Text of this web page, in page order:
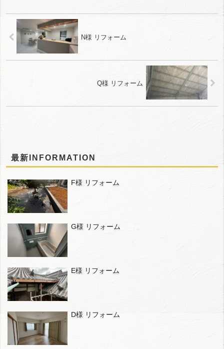
N様 リフォーム
Q様 リフォーム
最新INFORMATION
F様 リフォーム
G様 リフォーム
E様 リフォーム
D様 リフォーム